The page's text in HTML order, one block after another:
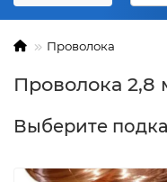
Проволока
Проволока
Выберите